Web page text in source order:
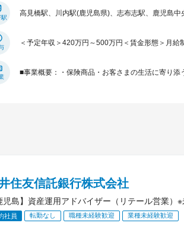
高見橋駅、川内駅(鹿児島県)、志布志駅、鹿児島中
＜予定年収＞420万円～500万円＜賃金形態＞月給
■事業概要：・保険商品・お客さまの生活に寄り添
住友信託銀行株式会社
児島】資産運用アドバイザー（リテール営業
社員 転勤なし 職種未経験歓迎 業種未経験歓迎